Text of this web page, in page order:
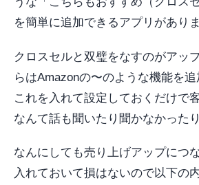
を簡単に追加できるアプリがありま
クロスセルと双璧をなすのがアッ
らはAmazonの〜のような機能を追
これを入れて設定しておくだけで
なんて話も聞いたり聞かなかったり
なんにしても売り上げアップにつ
入れておいて損はないので以下の